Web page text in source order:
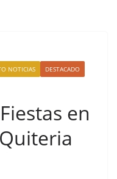
NOTICIAS
DESTACADO
en